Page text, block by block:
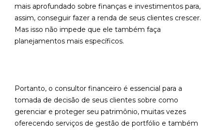
mais aprofundado sobre finanças e investimentos para,
assim, conseguir fazer a renda de seus clientes crescer.
Mas isso não impede que ele também faça
planejamentos mais específicos.
Portanto, o consultor financeiro é essencial para a
tomada de decisão de seus clientes sobre como
gerenciar e proteger seu patrimônio, muitas vezes
oferecendo serviços de gestão de portfólio e também